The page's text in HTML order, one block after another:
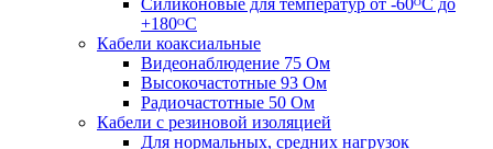
+180ᴼС
Кабели коаксиальные
Видеонаблюдение 75 Ом
Высокочастотные 93 Ом
Радиочастотные 50 Ом
Кабели с резиновой изоляцией
Для нормальных, средних нагрузок